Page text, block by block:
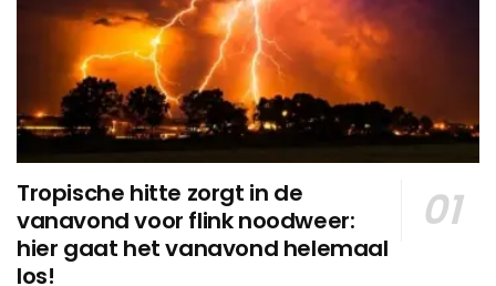
Tropische hitte zorgt in de
vanavond voor flink noodweer:
hier gaat het vanavond helemaal
los!